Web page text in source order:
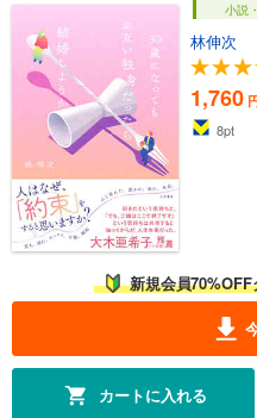
小説
林伸次
1,760
8pt
新規会員
カートに入れる